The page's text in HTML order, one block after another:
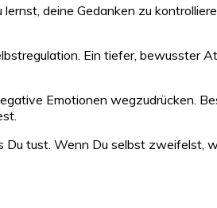
deine Gedanken zu
Ein tiefer, bewusster
Emotionen wegzudrücken.
tust. Wenn Du selbst zweifelst,